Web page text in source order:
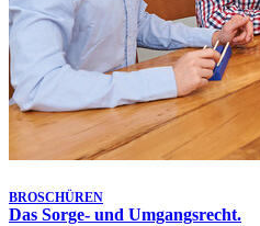
BROSCHÜREN
Das Sorge- und Umgangsrecht.